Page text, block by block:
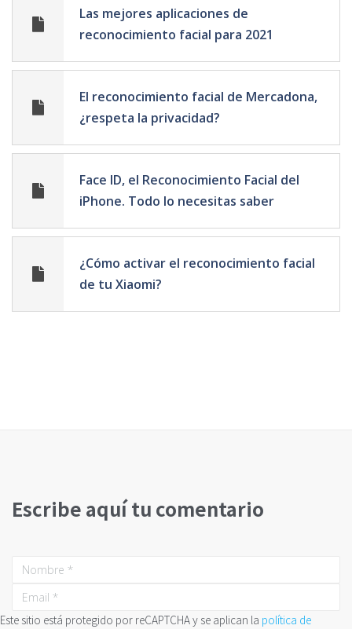
Las mejores aplicaciones de
reconocimiento facial para 2021
El reconocimiento facial de Mercadona,
¿respeta la privacidad?
Face ID, el Reconocimiento Facial del
iPhone. Todo lo necesitas saber
¿Cómo activar el reconocimiento facial
de tu Xiaomi?
Escribe aquí tu comentario
Este sitio está protegido por reCAPTCHA y se aplican la política de